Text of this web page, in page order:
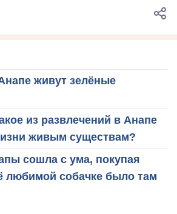
живут зелёные
из развлечений в Анапе
живым существам?
сошла с ума, покупая
любимой собачке было там